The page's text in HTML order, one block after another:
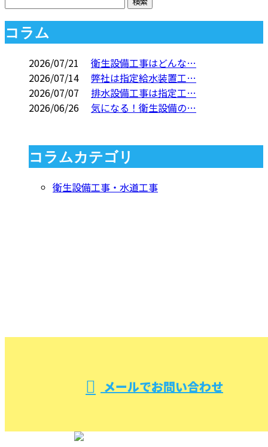
コラム
2026/07/21
衛生設備工事はどんな…
2026/07/14
弊社は指定給水装置工…
2026/07/07
排水設備工事は指定工…
2026/06/26
気になる！衛生設備の…
コラムカテゴリ
衛生設備工事・水道工事
メールでお問い合わせ